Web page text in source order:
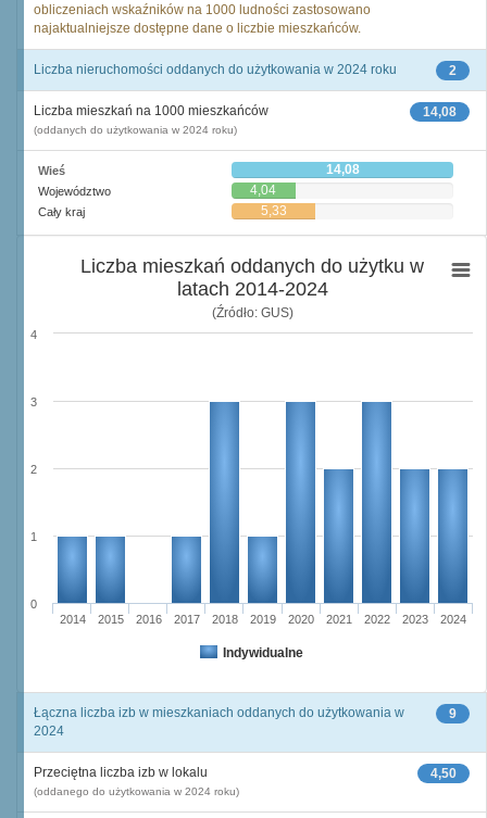
obliczeniach wskaźników na 1000 ludności zastosowano
najaktualniejsze dostępne dane o liczbie mieszkańców.
2
Liczba nieruchomości oddanych do użytkowania w 2024 roku
14,08
Liczba mieszkań na 1000 mieszkańców
(oddanych do użytkowania w 2024 roku)
Wieś 14,08
Województwo 4,04
Cały kraj 5,33
Liczba mieszkań oddanych do użytku w
latach 2014-2024
(Źródło: GUS)
Indywidualne
2014 2015 2016 2017 2018 2019 2020 2021 2022 2023 2024
0
1
2
3
4
9
Łączna liczba izb w mieszkaniach oddanych do użytkowania w
2024
4,50
Przeciętna liczba izb w lokalu
(oddanego do użytkowania w 2024 roku)